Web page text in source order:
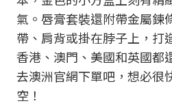
氣。唇膏套裝還附帶金屬鍊
帶、肩背或掛在脖子上，打
香港、澳門、美國和英國都
去澳洲官網下單吧，想必很
空！